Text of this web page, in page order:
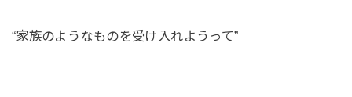
“家族のようなものを受け入れようって”